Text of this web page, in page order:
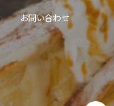
お問い合わせ